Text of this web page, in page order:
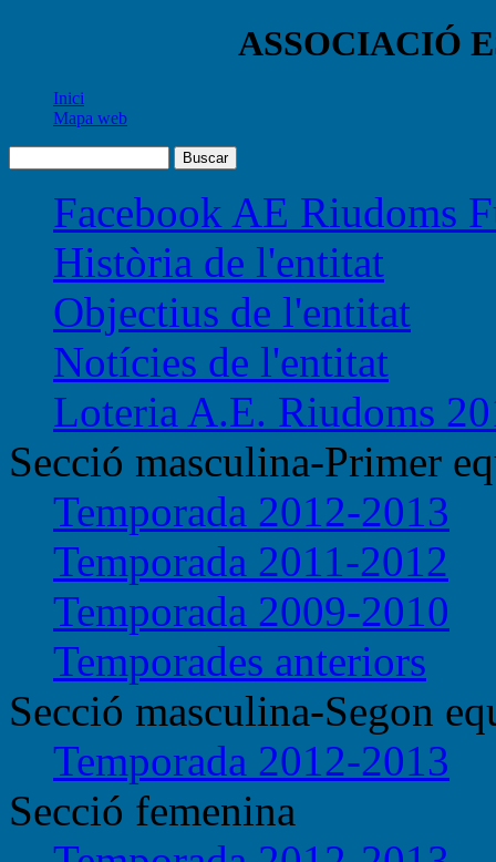
ASSOCIACIÓ
Inici
Mapa web
Facebook AE Riudoms
Història de l'entitat
Objectius de l'entitat
Notícies de l'entitat
Loteria A.E. Riudoms
Secció masculina-Primer
Temporada 2012-2013
Temporada 2011-2012
Temporada 2009-2010
Temporades anteriors
Secció masculina-Segon
Temporada 2012-2013
Secció femenina